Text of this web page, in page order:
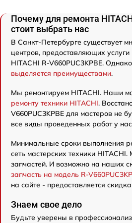
Почему для ремонта
стоит выбрать нас
В Санкт-Петербурге существует
центров, предоставляющих услуги
HITACHI R-V660PUC3KPBE. Однако
выделяется преимуществами.
Мы ремонтируем HITACHI. Наши
ремонту техники HITACHI.
V660PUC3KPBE для мастеров не
все виды проведенных работ у
Минимальные сроки выполнения
сеть мастерских техники
запчастей. И возможно на наших
запчасть на модель R-
на сайте - предоставляется
Знаем свое дело
Будьте уверены в